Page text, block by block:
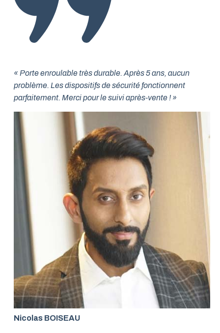
« Porte enroulable très durable. Après 5 ans, aucun
problème. Les dispositifs de sécurité fonctionnent
parfaitement. Merci pour le suivi après-vente ! »
Nicolas BOISEAU